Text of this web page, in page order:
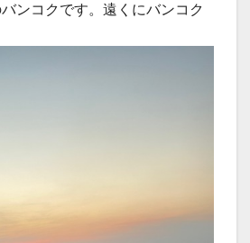
ンコクです。遠くにバンコク